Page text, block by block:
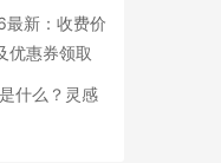
新：收费价
优惠券领取
什么？灵感